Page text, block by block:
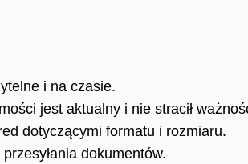
i na czasie.
jest aktualny i nie stracił
dotyczącymi formatu i rozmiaru.
dokumentów.